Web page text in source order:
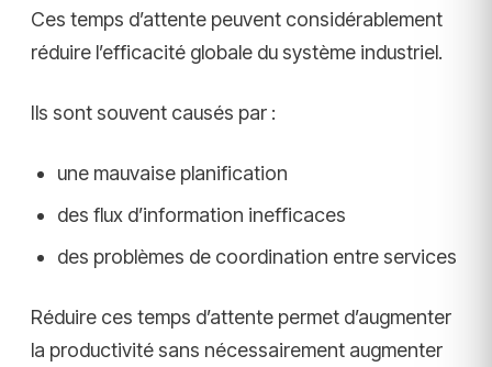
Ces temps d’attente peuvent considérablement
réduire l’efficacité globale du système industriel.
Ils sont souvent causés par :
une mauvaise planification
des flux d’information inefficaces
des problèmes de coordination entre services
Réduire ces temps d’attente permet d’augmenter
la productivité sans nécessairement augmenter